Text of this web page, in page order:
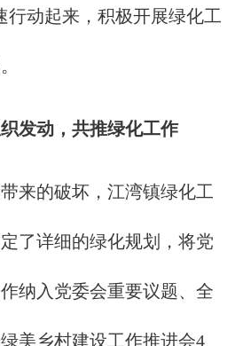
行动起来，积极开展绿化工
发动，共推绿化工作
的破坏，江湾镇绿化工
了详细的绿化规划，将党
纳入党委会重要议题、全
美乡村建设工作推进会4